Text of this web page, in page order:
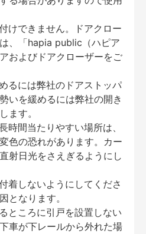
けできません。ドアクロー
、「hapia public（ハピア
およびドアクローザーをご
るには弊社のドアストッパ
いを緩めるには弊社の開き
ます。
間当たりやすい場所は、
色の恐れがあります。カー
射日光をさえぎるようにし
着しないようにしてくださ
となります。
ところに引戸を設置しない
車が下レールから外れた場